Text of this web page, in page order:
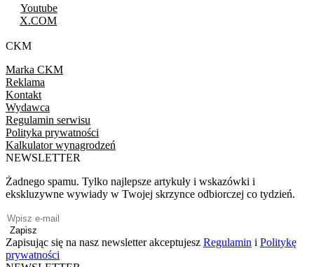
Youtube
X.COM
CKM
Marka CKM
Reklama
Kontakt
Wydawca
Regulamin serwisu
Polityka prywatności
Kalkulator wynagrodzeń
NEWSLETTER
Żadnego spamu. Tylko najlepsze artykuły i wskazówki i
ekskluzywne wywiady w Twojej skrzynce odbiorczej co tydzień.
Zapisz
Zapisując się na nasz newsletter akceptujesz Regulamin i Politykę
prywatności